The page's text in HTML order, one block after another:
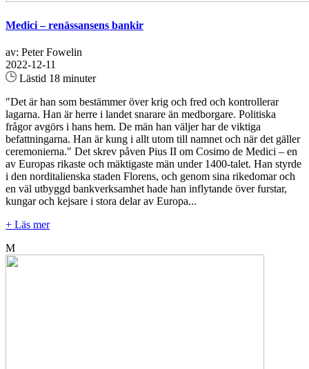
Medici – renässansens bankir
av: Peter Fowelin
2022-12-11
Lästid 18 minuter
"Det är han som bestämmer över krig och fred och kontrollerar
lagarna. Han är herre i landet snarare än medborgare. Politiska
frågor avgörs i hans hem. De män han väljer har de viktiga
befattningarna. Han är kung i allt utom till namnet och när det gäller
ceremonierna." Det skrev påven Pius II om Cosimo de Medici – en
av Europas rikaste och mäktigaste män under 1400-talet. Han styrde
i den norditalienska staden Florens, och genom sina rikedomar och
en väl utbyggd bankverksamhet hade han inflytande över furstar,
kungar och kejsare i stora delar av Europa...
+ Läs mer
M